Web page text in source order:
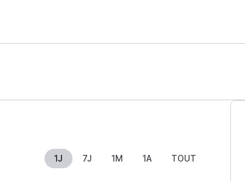
1J 7J 1M 1A TOUT